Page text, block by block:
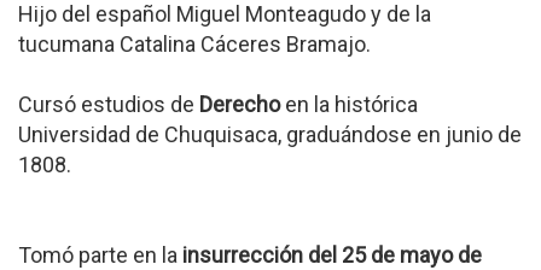
Hijo del español Miguel Monteagudo y de la
tucumana Catalina Cáceres Bramajo.
Cursó estudios de Derechoen la histórica
Universidad de Chuquisaca, graduándose en junio de
1808.
Tomó parte en la insurrección del 25 de mayo de